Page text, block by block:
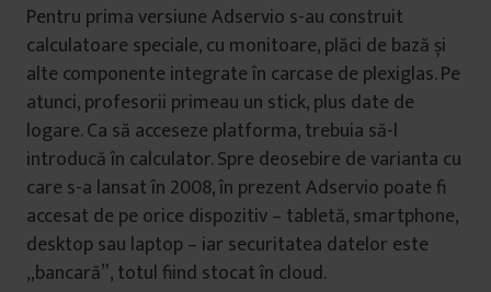
Pentru prima versiune Adservio s-au construit
calculatoare speciale, cu monitoare, plăci de bază și
alte componente integrate în carcase de plexiglas. Pe
atunci, profesorii primeau un stick, plus date de
logare. Ca să acceseze platforma, trebuia să-l
introducă în calculator. Spre deosebire de varianta cu
care s-a lansat în 2008, în prezent Adservio poate fi
accesat de pe orice dispozitiv – tabletă, smartphone,
desktop sau laptop – iar securitatea datelor este
„bancară”, totul fiind stocat în cloud.